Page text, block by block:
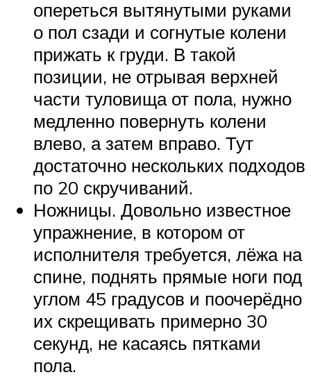
опереться вытянутыми руками
о пол сзади и согнутые колени
прижать к груди. В такой
позиции, не отрывая верхней
части туловища от пола, нужно
медленно повернуть колени
влево, а затем вправо. Тут
достаточно нескольких подходов
по 20 скручиваний.
Ножницы. Довольно известное
упражнение, в котором от
исполнителя требуется, лёжа на
спине, поднять прямые ноги под
углом 45 градусов и поочерёдно
их скрещивать примерно 30
секунд, не касаясь пятками
пола.